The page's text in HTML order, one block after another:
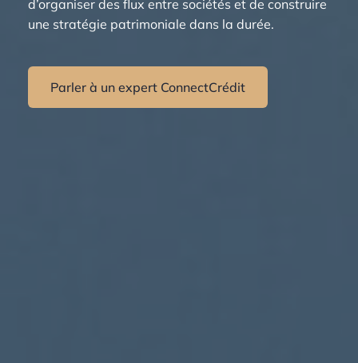
d’organiser des flux entre sociétés et de construire
une stratégie patrimoniale dans la durée.
Parler à un expert ConnectCrédit